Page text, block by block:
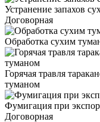
Устранение запахов
Договорная
Обработка сухим
Горячая травля
туманом
Фумигация при
Договорная